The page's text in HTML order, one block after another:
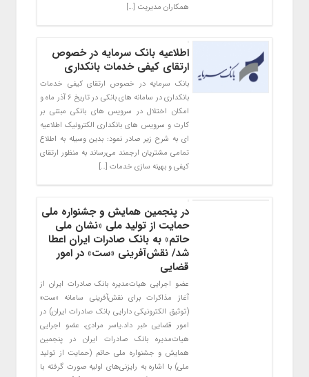
همکاران مدیریت […]
اطلاعیه بانک سرمایه در خصوص
ارتقای کیفی خدمات بانکداری
بانک سرمایه در خصوص ارتقای کیفی خدمات
بانکداری در سامانه های بانکی در تاریخ ۶ آذر ماه و
امکان اختلال در سرویس های بانکی مبتنی بر
کارت و سرویس های بانکداری الکترونیک اطلاعیه
ای به شرح زیر صادر نمود: بدین وسیله به اطلاع
تمامی مشتریان ارجمند می‌رساند به منظور ارتقای
کیفی و بهینه سازی خدمات […]
​در پنجمین همایش و جشنواره ملی
حمایت از تولید ملی «نشان ملی
حاتم» به بانک صادرات ایران اعطا
شد/ نقش‌آفرینی «ست» در امور
قضایی
عضو اجرایی هیات‌مدیره بانک صادرات ایران از
آغاز مذاکرات برای نقش‌آفرینی سامانه «ست»
(توثیق الکترونیکی دارایی بانک صادرات ایران) در
امور قضایی خبر داد.یاسر مرادی، عضو اجرایی
هیات‌مدیره بانک صادرات ایران در پنجمین
همایش و جشنواره ملی حاتم (حمایت از تولید
ملی) با اشاره به رایزنی‌های اولیه صورت گرفته با